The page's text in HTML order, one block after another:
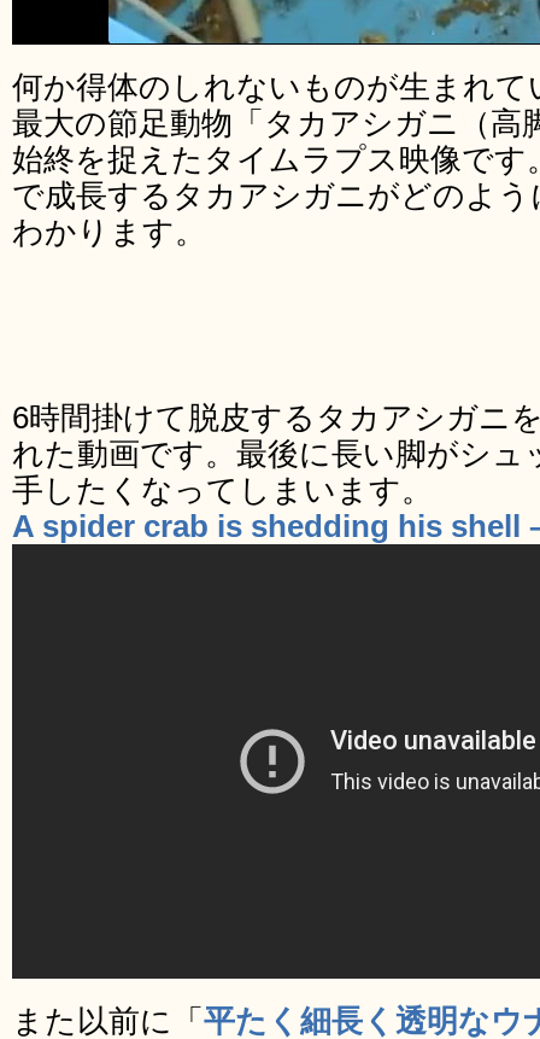
何か得体のしれないものが生まれ
最大の節足動物「タカアシガニ（高
始終を捉えたタイムラプス映像です
で成長するタカアシガニがどのよ
わかります。
6時間掛けて脱皮するタカアシガニ
れた動画です。最後に長い脚がシュ
手したくなってしまいます。
A spider crab is shedding his shell
また以前に「 平たく細長く透明なウ